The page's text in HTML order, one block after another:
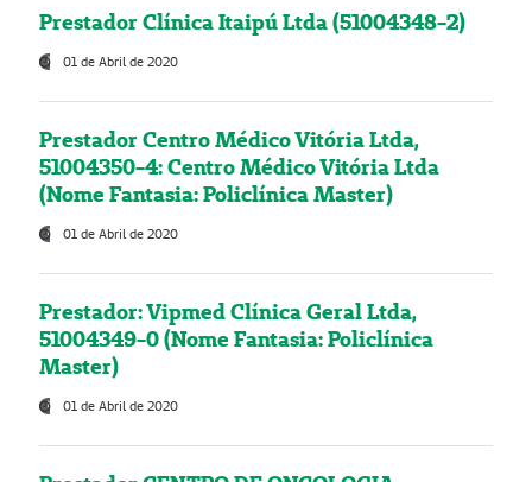
Prestador Clínica Itaipú Ltda (51004348-2)
01 de Abril de 2020
Prestador Centro Médico Vitória Ltda,
51004350-4: Centro Médico Vitória Ltda
(Nome Fantasia: Policlínica Master)
01 de Abril de 2020
Prestador: Vipmed Clínica Geral Ltda,
51004349-0 (Nome Fantasia: Policlínica
Master)
01 de Abril de 2020